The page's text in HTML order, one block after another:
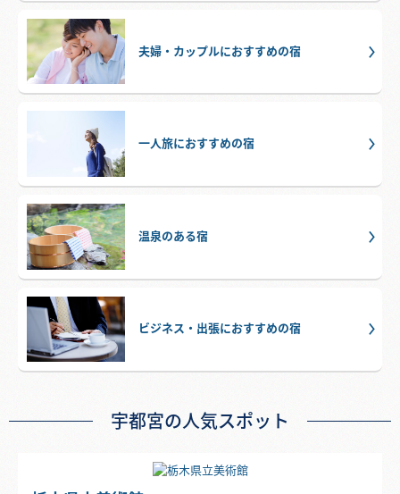
夫婦・カップルにおすすめの宿
一人旅におすすめの宿
温泉のある宿
ビジネス・出張におすすめの宿
宇都宮の人気スポット